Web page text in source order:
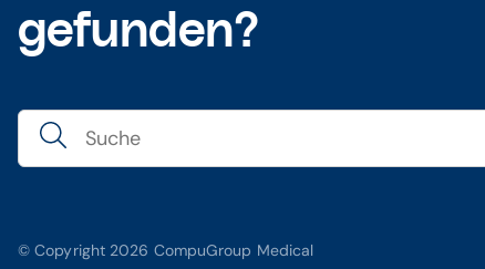
gefunden?
© Copyright 2026 CompuGroup Medical